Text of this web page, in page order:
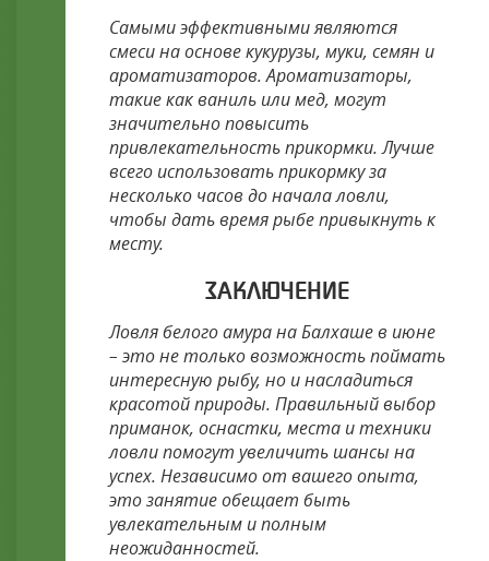
Самыми эффективными являются
смеси на основе кукурузы, муки, семян и
ароматизаторов. Ароматизаторы,
такие как ваниль или мед, могут
значительно повысить
привлекательность прикормки. Лучше
всего использовать прикормку за
несколько часов до начала ловли,
чтобы дать время рыбе привыкнуть к
месту.
ЗАКЛЮЧЕНИЕ
Ловля белого амура на Балхаше в июне
– это не только возможность поймать
интересную рыбу, но и насладиться
красотой природы. Правильный выбор
приманок, оснастки, места и техники
ловли помогут увеличить шансы на
успех. Независимо от вашего опыта,
это занятие обещает быть
увлекательным и полным
неожиданностей.